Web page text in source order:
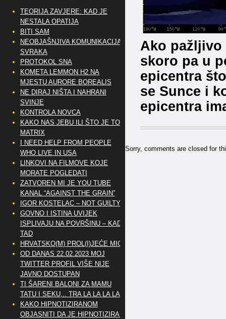
Ako pažljivo
skoro pa u
epicentra
se Sunce i
epicentra
Sorry, comments are closed for
TEORIJA ZAVJERE: KAD JE
NESTALA OPATIJA
BITI SAM
NEOBJAŠNJIVA KOMUNIKACIJA
SVRAKA
PROTOKOL SNA
KOMETA LEMMON H2 NA
MJESTU AURORE BOREALIS
NE DIRAJ NIŠTA I NAHRANI
SVINJE
KONTROLA NOVCA
KAKO NAS JEBU ILI ŠTO JE TO
MATRIX
I NEED HELP FROM PEOPLE
WHO LIVE IN USA
LINKOVI NA FILMOVE KOJE
MORATE POGLEDATI
ZATVOREN MI JE YOU TUBE
KANAL “AGAINST THE GRAIN”
IGOR KOSTELAC – NOT GUILTY
GOVNO I ISTINA UVIJEK
ISPLIVAJU NA POVRŠINU – KAD
TAD
HRVATSKO(M) PROL(I)JEĆE MIG
OD DANAS 22.02.2023 MOJ
TWITTER PROFIL VIŠE NIJE
JAVNO DOSTUPAN
TI ŠARENI BALONI ZA MAMU
TATU I SEKU,.. TRA LA LA LA LA
KAKO HIPNOTIZIRANOM
OBJASNITI DA JE HIPNOTIZIRAN